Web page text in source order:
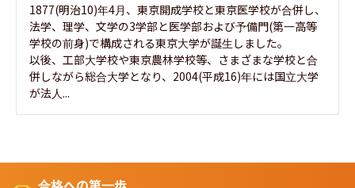
1877(明治10)年4月、東京開成学校と東京医学校が合併し、
法学、理学、文学の3学部と医学部および予備門(第一高等
学校の前身)で構成される東京大学が誕生しました。
以後、工部大学校や東京農林学校等、さまざまな学校と合
併しながら総合大学となり、2004(平成16)年には国立大学
が法人...